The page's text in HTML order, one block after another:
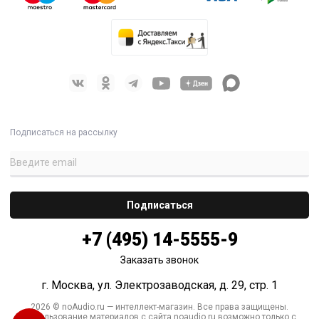
Подписаться на рассылку
+7 (495) 14-5555-9
Заказать звонок
г. Москва, ул. Электрозаводская, д. 29, стр. 1
2026 © noAudio.ru — интеллект-магазин. Все права защищены.
Использование материалов с сайта noaudio.ru возможно только с